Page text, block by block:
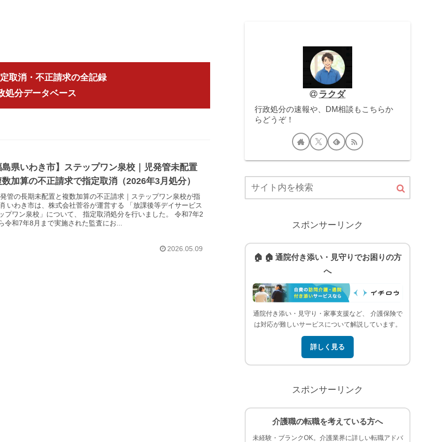
取消・不正請求の全記録
処分データベース
県いわき市】ステップワン泉校｜児発管未配置
加算の不正請求で指定取消（2026年3月処分）
管の長期未配置と複数加算の不正請求｜ステップワン泉校が指
いわき市は、株式会社菅谷が運営する 「放課後等デイサービス
プワン泉校」について、 指定取消処分を行いました。 令和7年2
令和7年8月まで実施された監査にお...
2026.05.09
ラクダ
行政処分の速報や、DM相談もこちらか
らどうぞ！
スポンサーリンク
🏠 🏠 通院付き添い・見守りでお困りの方
へ
通院付き添い・見守り・家事支援など、 介護保険で
は対応が難しいサービスについて解説しています。
詳しく見る
スポンサーリンク
介護職の転職を考えている方へ
未経験・ブランクOK。介護業界に詳しい転職アドバ